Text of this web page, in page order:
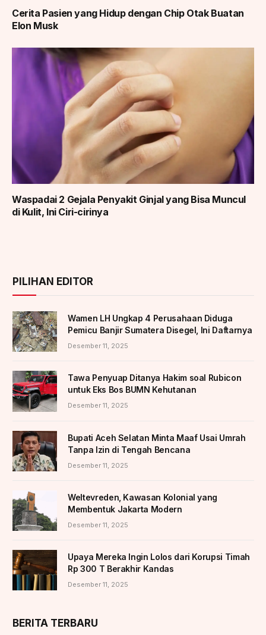
Cerita Pasien yang Hidup dengan Chip Otak Buatan
Elon Musk
Waspadai 2 Gejala Penyakit Ginjal yang Bisa Muncul
di Kulit, Ini Ciri-cirinya
PILIHAN EDITOR
Wamen LH Ungkap 4 Perusahaan Diduga
Pemicu Banjir Sumatera Disegel, Ini Daftarnya
Desember 11, 2025
Tawa Penyuap Ditanya Hakim soal Rubicon
untuk Eks Bos BUMN Kehutanan
Desember 11, 2025
Bupati Aceh Selatan Minta Maaf Usai Umrah
Tanpa Izin di Tengah Bencana
Desember 11, 2025
Weltevreden, Kawasan Kolonial yang
Membentuk Jakarta Modern
Desember 11, 2025
Upaya Mereka Ingin Lolos dari Korupsi Timah
Rp 300 T Berakhir Kandas
Desember 11, 2025
BERITA TERBARU